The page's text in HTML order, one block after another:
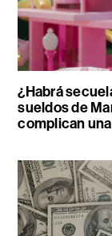
¿Habrá
sueldos de
complican